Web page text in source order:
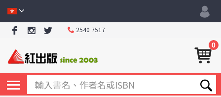
2540 7517
0